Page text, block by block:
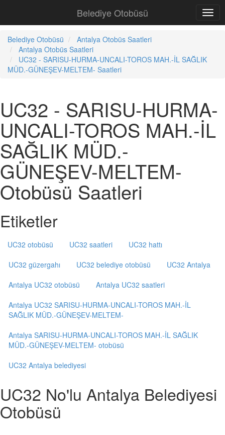
Belediye Otobüsü
Belediye Otobüsü
Antalya Otobüs Saatleri
Antalya Otobüs Saatleri
UC32 - SARISU-HURMA-UNCALI-TOROS MAH.-İL SAĞLIK
MÜD.-GÜNEŞEV-MELTEM- Saatleri
UC32 - SARISU-HURMA-
UNCALI-TOROS MAH.-İL
SAĞLIK MÜD.-
GÜNEŞEV-MELTEM-
Otobüsü Saatleri
Etiketler
UC32 otobüsü UC32 saatleri
UC32 hattı
UC32 güzergahı
UC32 belediye otobüsü
UC32 Antalya
Antalya UC32 otobüsü
Antalya UC32 saatleri
Antalya UC32 SARISU-HURMA-UNCALI-TOROS MAH.-İL
SAĞLIK MÜD.-GÜNEŞEV-MELTEM-
Antalya SARISU-HURMA-UNCALI-TOROS MAH.-İL SAĞLIK
MÜD.-GÜNEŞEV-MELTEM- otobüsü
UC32 Antalya belediyesi
UC32 No'lu Antalya Belediyesi
Otobüsü